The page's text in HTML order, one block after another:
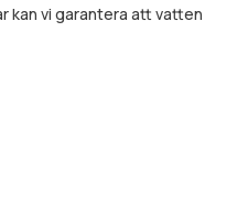
kan vi garantera att vatten